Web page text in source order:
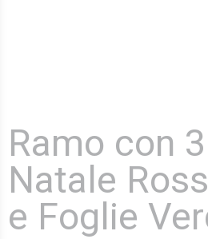
Ramo con
Natale
e Foglie